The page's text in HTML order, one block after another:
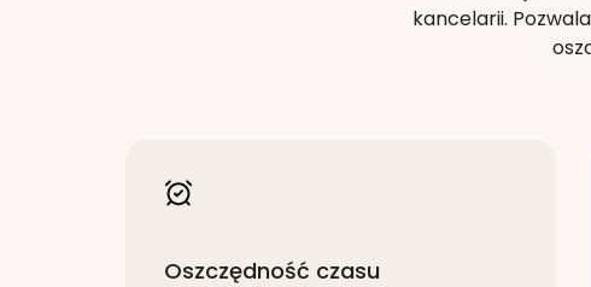
kancelarii.
Oszczędność czasu